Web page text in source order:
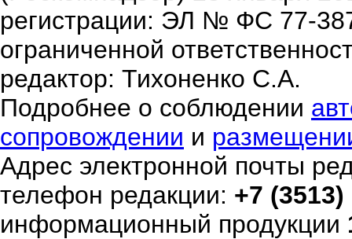
регистрации: ЭЛ № ФС 77-
ограниченной
редактор: Тихоненко С.А.
Подробнее о соблюдении
сопровождении и
Адрес электронной почты
телефон редакции: +7
информационный продукции